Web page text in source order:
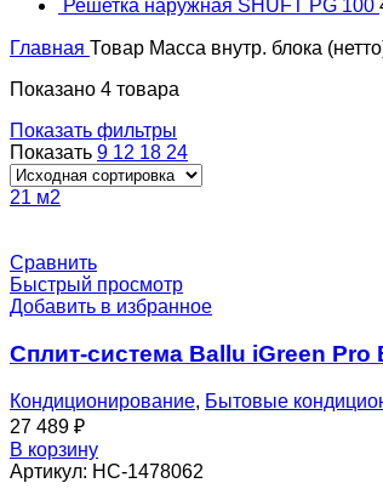
Решетка наружная SHUFT PG 100
Главная Товар Масса внутр. блока
Показано 4 товара
Показать фильтры
Показать 9 12 18 24
21 м2
Сравнить
Быстрый просмотр
Добавить в избранное
Сплит-система Ballu iGreen Pro
Кондиционирование, Бытовые
27 489 ₽
В корзину
Артикул: НС-1478062